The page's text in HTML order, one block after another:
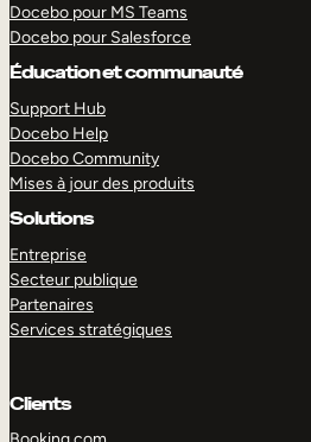
Docebo pour MS Teams
Docebo pour Salesforce
Éducation et communauté
Support Hub
Docebo Help
Docebo Community
Mises à jour des produits
Solutions
Entreprise
Secteur publique
Partenaires
Services stratégiques
Clients